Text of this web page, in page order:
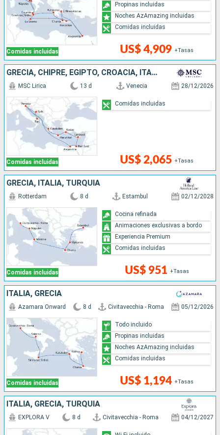
Comidas incluidas US$ 4,909 +Tasas
Propinas incluidas
Noches AzAmazing incluidas
Comidas incluidas
GRECIA, CHIPRE, EGIPTO, CROACIA, ITALIA
Comidas incluidas
MSC Lirica 13 d Venecia 28/12/2026
US$ 2,065 +Tasas
Comidas incluidas
GRECIA, ITALIA, TURQUÍA
Comidas incluidas
Rotterdam 8 d Estambul 02/12/2028
US$ 951 +Tasas
Cocina refinada
Animaciones exclusivas a bordo
Experiencia Premium
Comidas incluidas
ITALIA, GRECIA
Comidas incluidas
Azamara Onward 8 d Civitavecchia - Roma 05/12/2026
US$ 1,194 +Tasas
Todo incluido
Propinas incluidas
Noches AzAmazing incluidas
Comidas incluidas
ITALIA, GRECIA, TURQUÍA
EXPLORA V 8 d Civitavecchia - Roma 04/12/2027